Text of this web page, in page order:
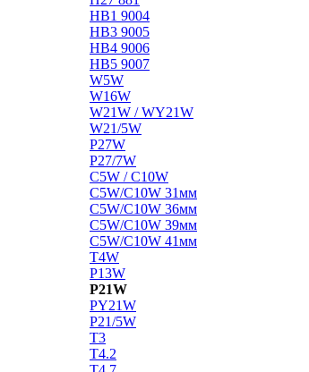
HB1 9004
HB3 9005
HB4 9006
HB5 9007
W5W
W16W
W21W / WY21W
W21/5W
P27W
P27/7W
C5W / C10W
C5W/C10W 31мм
C5W/C10W 36мм
C5W/C10W 39мм
C5W/C10W 41мм
T4W
P13W
P21W
PY21W
P21/5W
T3
T4.2